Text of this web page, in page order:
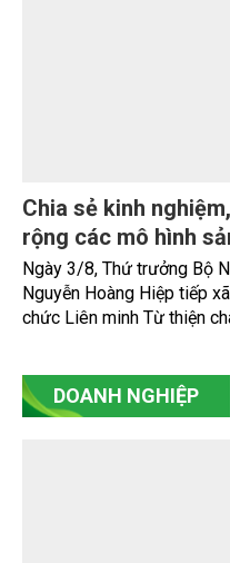
-Thu. Chăn nuôi trâu, bò
giảm; chăn nuôi lợn phát
duy trì đà tăng trưởng
lượng thủy sản đều tăng